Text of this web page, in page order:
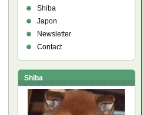
Shiba
Japon
Newsletter
Contact
Shiba